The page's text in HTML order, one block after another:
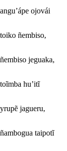
angu’ápe ojovái
toiko ñembiso,
ñembiso jeguaka,
toĩmba hu’itĩ
yrupẽ jagueru,
ñambogua taipotĩ